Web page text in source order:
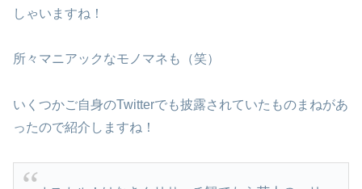
しゃいますね！
所々マニアックなモノマネも（笑）
いくつかご自身のTwitterでも披露されていたものまねがあ
ったので紹介しますね！